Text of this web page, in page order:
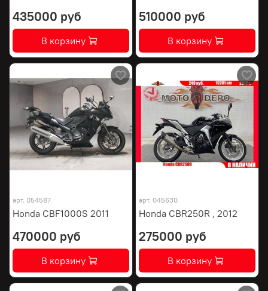
435000 руб
В корзину
510000 руб
В корзину
арт. 054587
Honda CBF1000S 2011
470000 руб
В корзину
арт. 045630
Honda CBR250R , 2012
275000 руб
В корзину